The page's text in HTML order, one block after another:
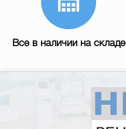
Все в наличии на складе